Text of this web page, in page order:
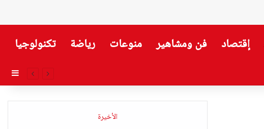
إقتصاد فن ومشاهير منوعات رياضة تكنولوجيا
الأخيرة